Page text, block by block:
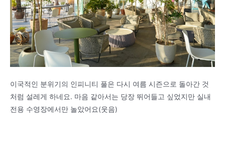
이국적인 분위기의 인피니티 풀은 다시 여름 시즌으로 돌아간 것
처럼 설레게 하네요. 마음 같아서는 당장 뛰어들고 싶었지만 실내
전용 수영장에서만 놀았어요(웃음)